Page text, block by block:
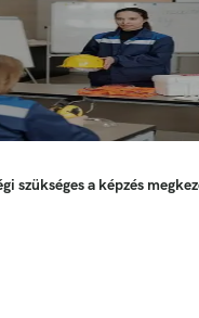
szükséges a képzés